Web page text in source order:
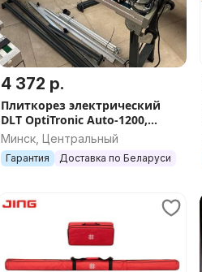
4 372 р.
Плиткорез электрический
DLT OptiTronic Auto-1200,
версия MAX, арт.2829
Минск, Центральный
Гарантия Доставка по Беларуси